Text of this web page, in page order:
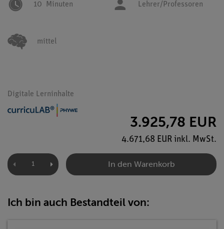
10 Minuten Lehrer/Professoren
mittel
Digitale Lerninhalte
3.925,78 EUR
4.671,68 EUR inkl. MwSt.
In den Warenkorb
Ich bin auch Bestandteil von: